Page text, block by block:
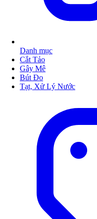
Danh mục
Cắt Tảo
Gây Mê
Bút Đo
Tạt, Xử Lý Nước